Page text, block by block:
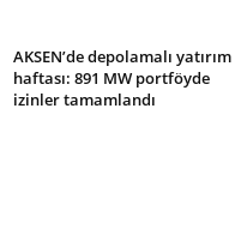
AKSEN’de depolamalı yatırım
haftası: 891 MW portföyde
izinler tamamlandı